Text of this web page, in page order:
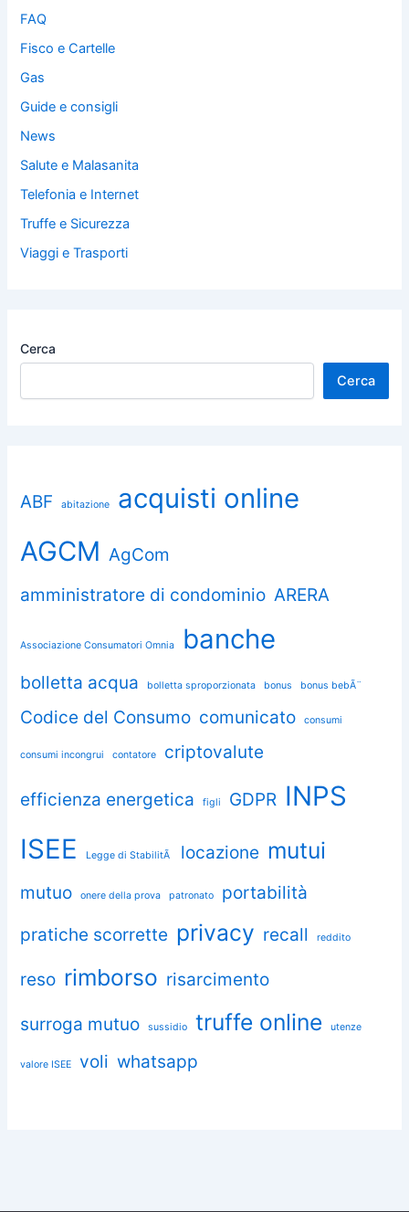
FAQ
Fisco e Cartelle
Gas
Guide e consigli
News
Salute e Malasanita
Telefonia e Internet
Truffe e Sicurezza
Viaggi e Trasporti
Cerca
Cerca
ABF abitazione
acquisti online
AGCM AgCom
amministratore di condominio ARERA
Associazione Consumatori Omnia banche
bolletta acqua bolletta sproporzionata bonus bonus bebÃ¨
Codice del Consumo comunicato consumi
consumi incongrui contatore criptovalute
efficienza energetica figli GDPR INPS
ISEE
Legge di StabilitÃ locazione mutui
mutuo onere della prova patronato
portabilità
pratiche scorrette privacy recall reddito
reso rimborso risarcimento
surroga mutuo sussidio truffe online utenze
valore ISEE voli whatsapp